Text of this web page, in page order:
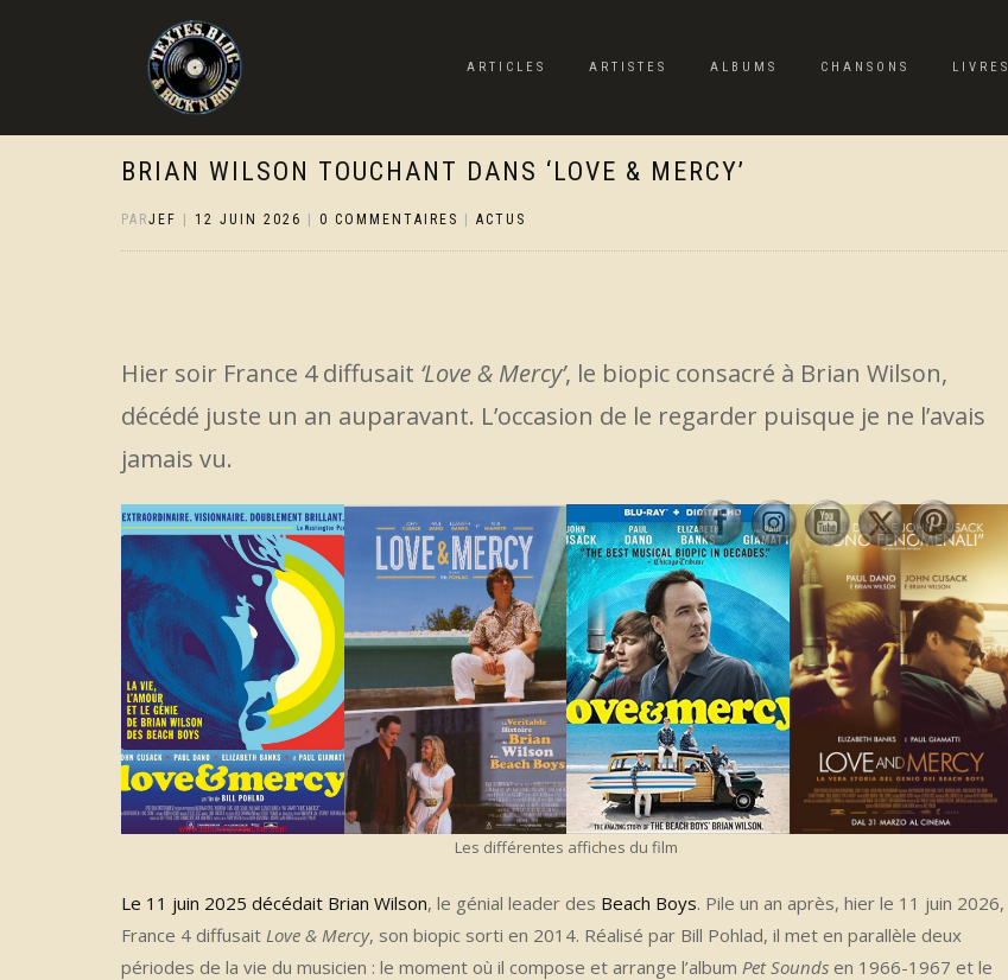
ARTICLES ARTISTES ALBUMS CHANSONS LIVRES
BRIAN WILSON TOUCHANT DANS ‘LOVE & MERCY’
PARJEF 12 JUIN 2026 0 COMMENTAIRES ACTUS
Hier soir France 4 diffusait ‘Love & Mercy’, le biopic consacré à Brian Wilson,
décédé juste un an auparavant. L’occasion de le regarder puisque je ne l’avais
jamais vu.
Les différentes affiches du film
Le 11 juin 2025 décédait Brian Wilson, le génial leader des Beach Boys. Pile un an après, hier le 11 juin 2026,
France 4 diffusait Love & Mercy, son biopic sorti en 2014. Réalisé par Bill Pohlad, il met en parallèle deux
périodes de la vie du musicien : le moment où il compose et arrange l’album Pet Sounds en 1966-1967 et le